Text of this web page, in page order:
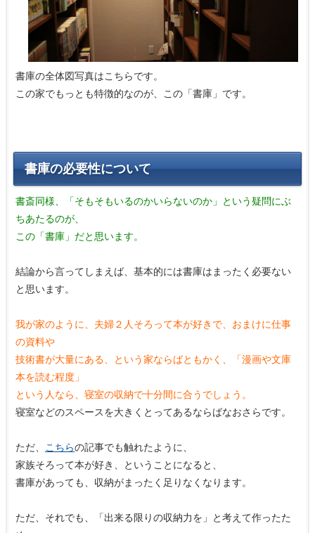
書庫の全体図写真はこちらです。
この家でもっとも特徴的なのが、この「書庫」です。
書庫の必要性について
書斎同様、「そもそもいるのかいらないのか」という疑問にぶ
ちあたるのが、
この「書庫」だと思います。
結論から言ってしまえば、基本的には書庫はまったく必要ない
と思います。
我が家のように、夫婦２人そろって本が好きで、おまけに仕事
の資料や
技術書が大量にある、という家ならばともかく、「漫画や文庫
本を読む程度」
という人なら、寝室の収納で十分間に合うでしょう。
寝室などのスペースを大きくとってあるならばなおさらです。
ただ、 こちらの記事でも触れたように、
家族そろって本が好き、ということになると、
書庫があっても、収納がまったく足りなくなります。
ただ、それでも、「出来る限りの収納力を」と考えて作ったた